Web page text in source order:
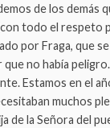
de los demás
todo el respeto
por Fraga, que
no había
Estamos en el
muchos
de la Señora del